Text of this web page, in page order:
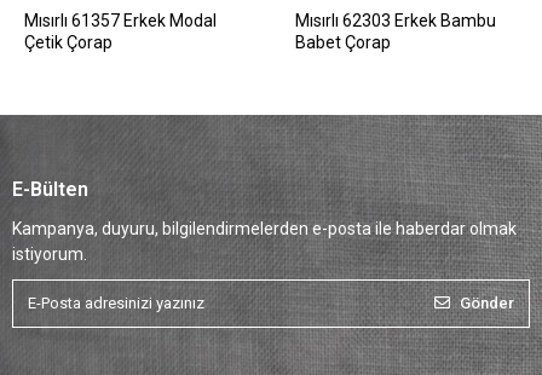
Mısırlı 61357 Erkek Modal
Çetik Çorap
Mısırlı 62303 Erkek Bambu
Babet Çorap
E-Bülten
Kampanya, duyuru, bilgilendirmelerden e-posta ile haberdar olmak
istiyorum.
Gönder